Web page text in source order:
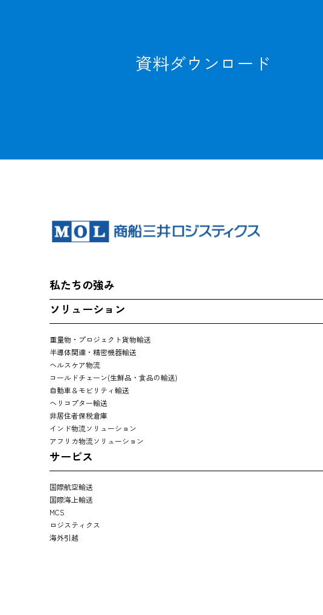
資料ダウンロード
私たちの強み
ソリューション
重量物・プロジェクト貨物輸送
半導体関連・精密機器輸送
ヘルスケア物流
コールドチェーン(生鮮品・食品の輸送)
自動車＆モビリティ輸送
ヘリコプター輸送
非居住者保税倉庫
インド物流ソリューション
アフリカ物流ソリューション
サービス
国際航空輸送
国際海上輸送
MCS
ロジスティクス
海外引越